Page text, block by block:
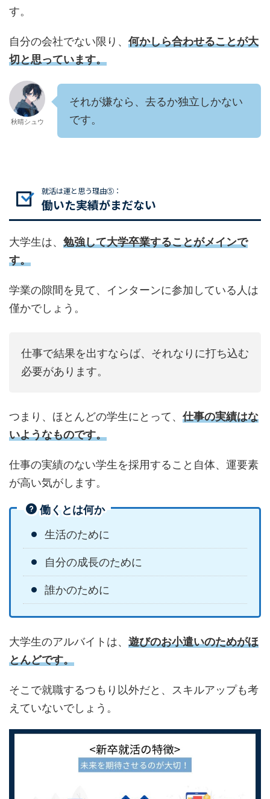
す。
自分の会社でない限り、 何かしら合わせることが大
切と思っています。
秋晴シュウ
それが嫌なら、去るか独立しかない
です。
就活は運と思う理由⑤：
働いた実績がまだない
大学生は、 勉強して大学卒業することがメインで
す。
学業の隙間を見て、インターンに参加している人は
僅かでしょう。
仕事で結果を出すならば、それなりに打ち込む
必要があります。
つまり、ほとんどの学生にとって、 仕事の実績はな
いようなものです。
仕事の実績のない学生を採用すること自体、運要素
が高い気がします。
働くとは何か
生活のために
自分の成長のために
誰かのために
大学生のアルバイトは、 遊びのお小遣いのためがほ
とんどです。
そこで就職するつもり以外だと、スキルアップも考
えていないでしょう。